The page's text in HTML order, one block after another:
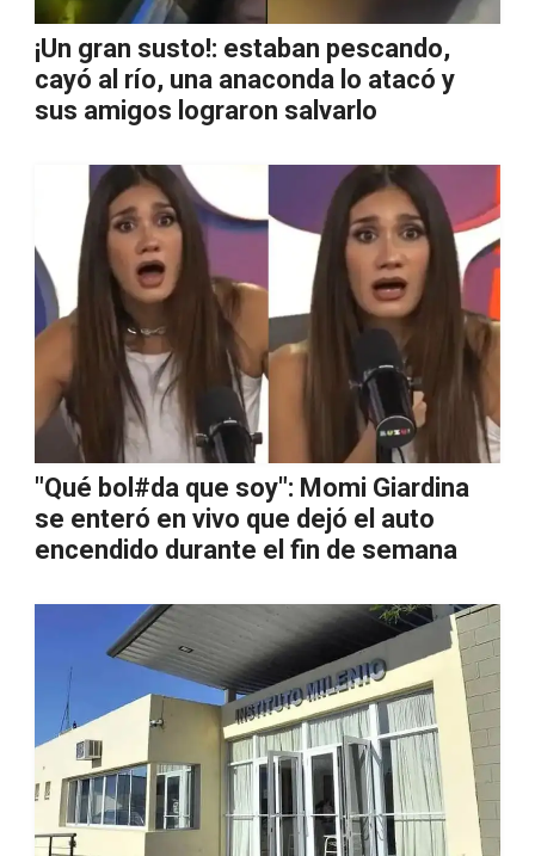
¡Un gran susto!: estaban pescando,
cayó al río, una anaconda lo atacó y
sus amigos lograron salvarlo
"Qué bol#da que soy": Momi Giardina
se enteró en vivo que dejó el auto
encendido durante el fin de semana